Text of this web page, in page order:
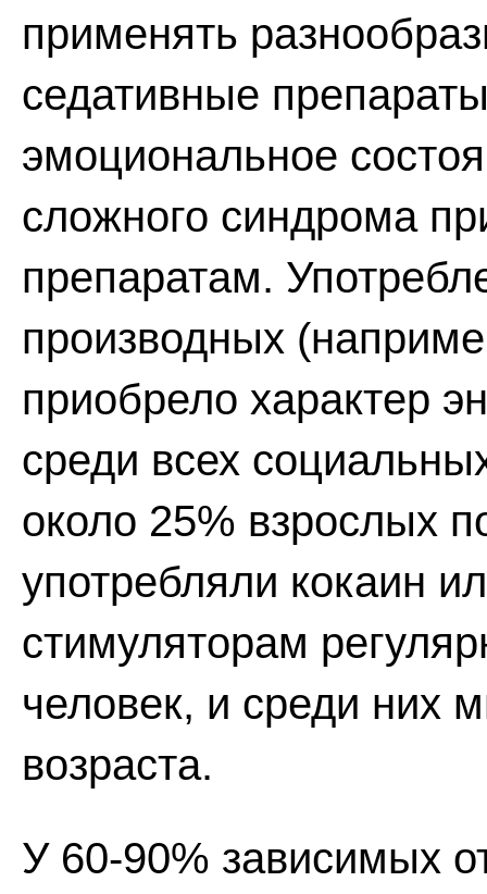
применять
седативные
эмоциональное
сложного синдрома
препаратам.
производных
приобрело характер
среди всех
около 25% взрослых
употребляли кокаин
стимуляторам
человек, и среди них
возраста.
У 60-90% зависимых